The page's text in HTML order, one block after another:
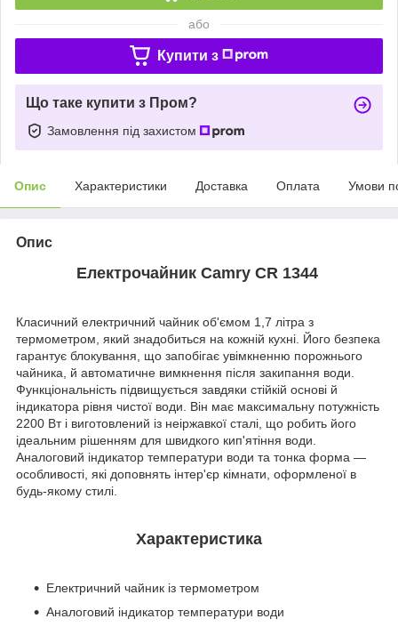
або
Купити з
Що таке купити з Пром?
Замовлення під захистом
Опис Характеристики Доставка Оплата Умови
Опис
Електрочайник Camry CR 1344
Класичний електричний чайник об'ємом 1,7 літра з
термометром, який знадобиться на кожній кухні. Його безпека
гарантує блокування, що запобігає увімкненню порожнього
чайника, й автоматичне вимкнення після закипання води.
Функціональність підвищується завдяки стійкій основі й
індикатора рівня чистої води. Він має максимальну потужність
2200 Вт і виготовлений із неіржавкої сталі, що робить його
ідеальним рішенням для швидкого кип'ятіння води.
Аналоговий індикатор температури води та тонка форма —
особливості, які доповнять інтер'єр кімнати, оформленої в
будь-якому стилі.
Характеристика
Електричний чайник із термометром
Аналоговий індикатор температури води